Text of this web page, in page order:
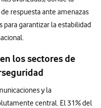
respuesta ante amenazas
garantizar la estabilidad
los sectores de
y la
central. El 31% del